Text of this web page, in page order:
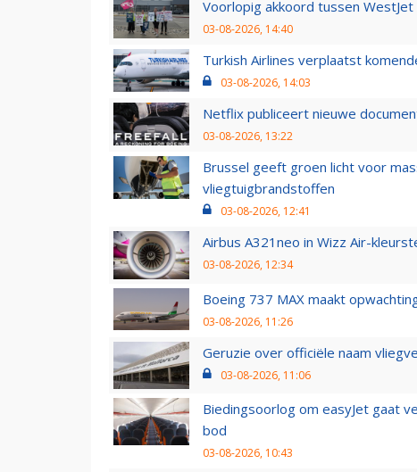
Voorlopig akkoord tussen
03-08-2026, 14:40
Turkish Airlines verplaatst
03-08-2026, 14:03
Netflix publiceert nieuwe
03-08-2026, 13:22
Brussel geeft groen licht voor
vliegtuigbrandstoffen
03-08-2026, 12:41
Airbus A321neo in Wizz Air-
03-08-2026, 12:34
Boeing 737 MAX maakt
03-08-2026, 11:26
Geruzie over officiële naam
03-08-2026, 11:06
Biedingsoorlog om easyJet gaat
bod
03-08-2026, 10:43